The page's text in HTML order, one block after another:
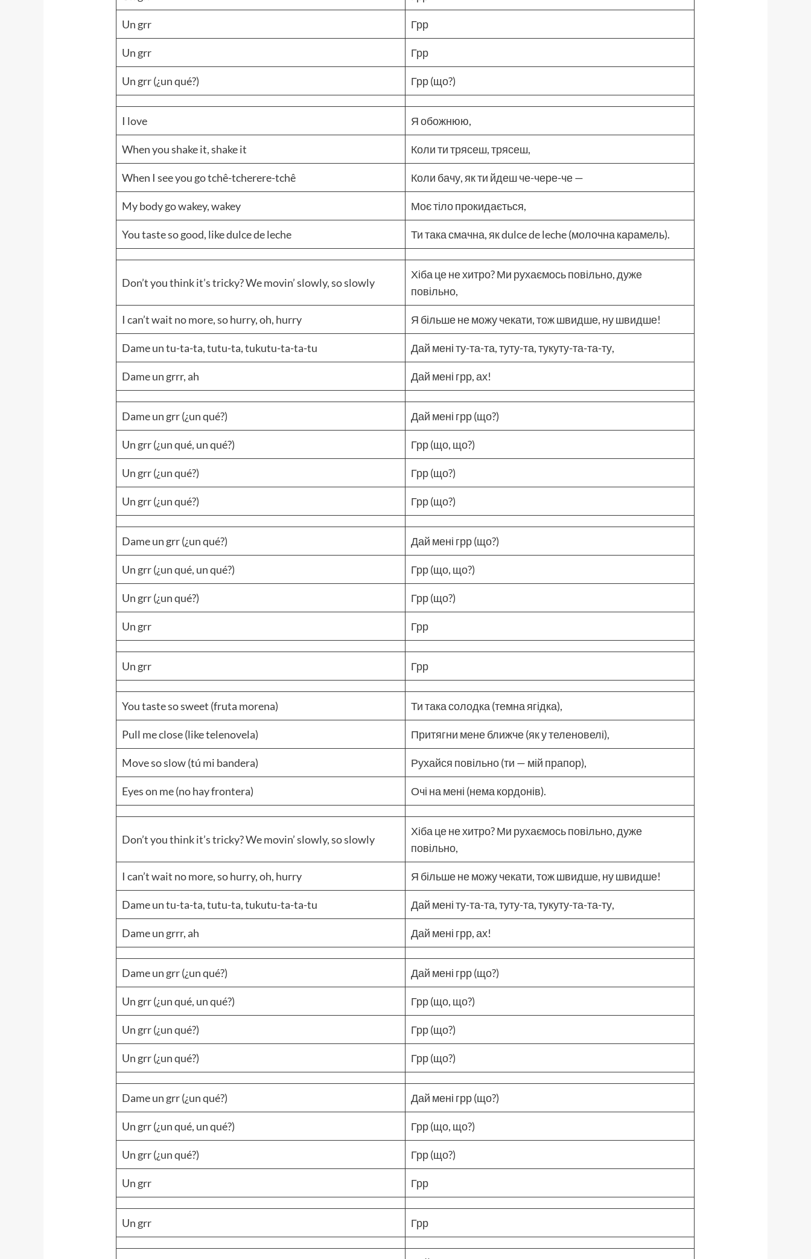
Un grr Грр
Un grr Грр
Un grr (¿un qué?) Грр (що?)
I love Я обожнюю,
When you shake it, shake it Коли ти трясеш, трясеш,
When I see you go tchê-tcherere-tchê Коли бачу, як ти йдеш че-чере-че —
My body go wakey, wakey Моє тіло прокидається,
You taste so good, like dulce de leche Ти така смачна, як dulce de leche (молочна карамель).
Don’t you think it’s tricky? We movin’ slowly, so slowly
Хіба це не хитро? Ми рухаємось повільно, дуже
повільно,
I can’t wait no more, so hurry, oh, hurry Я більше не можу чекати, тож швидше, ну швидше!
Dame un tu-ta-ta, tutu-ta, tukutu-ta-ta-tu Дай мені ту-та-та, туту-та, тукуту-та-та-ту,
Dame un grrr, ah Дай мені грр, ах!
Dame un grr (¿un qué?) Дай мені грр (що?)
Un grr (¿un qué, un qué?) Грр (що, що?)
Un grr (¿un qué?) Грр (що?)
Un grr (¿un qué?) Грр (що?)
Dame un grr (¿un qué?) Дай мені грр (що?)
Un grr (¿un qué, un qué?) Грр (що, що?)
Un grr (¿un qué?) Грр (що?)
Un grr Грр
Un grr Грр
You taste so sweet (fruta morena) Ти така солодка (темна ягідка),
Pull me close (like telenovela) Притягни мене ближче (як у теленовелі),
Move so slow (tú mi bandera) Рухайся повільно (ти — мій прапор),
Eyes on me (no hay frontera) Очі на мені (нема кордонів).
Don’t you think it’s tricky? We movin’ slowly, so slowly
Хіба це не хитро? Ми рухаємось повільно, дуже
повільно,
I can’t wait no more, so hurry, oh, hurry Я більше не можу чекати, тож швидше, ну швидше!
Dame un tu-ta-ta, tutu-ta, tukutu-ta-ta-tu Дай мені ту-та-та, туту-та, тукуту-та-та-ту,
Dame un grrr, ah Дай мені грр, ах!
Dame un grr (¿un qué?) Дай мені грр (що?)
Un grr (¿un qué, un qué?) Грр (що, що?)
Un grr (¿un qué?) Грр (що?)
Un grr (¿un qué?) Грр (що?)
Dame un grr (¿un qué?) Дай мені грр (що?)
Un grr (¿un qué, un qué?) Грр (що, що?)
Un grr (¿un qué?) Грр (що?)
Un grr Грр
Un grr Грр